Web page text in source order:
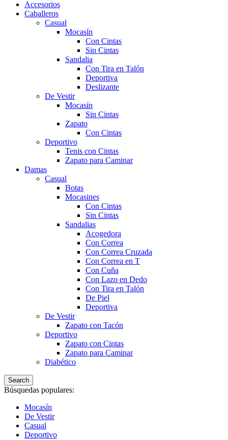
Accesorios
Caballeros
Casual
Mocasín
Con Cintas
Sin Cintas
Sandalia
Con Tira en Talón
Deportiva
Deslizante
De Vestir
Mocasín
Sin Cintas
Zapato
Con Cintas
Deportivo
Tenis con Cintas
Zapato para Caminar
Damas
Casual
Botas
Mocasines
Con Cintas
Sin Cintas
Sandalias
Acogedora
Con Correa
Con Correa Cruzada
Con Correa en T
Con Cuña
Con Lazo en Dedo
Con Tira en Talón
De Piel
Deportiva
De Vestir
Zapato con Tacón
Deportivo
Zapato con Cintas
Zapato para Caminar
Diabético
Search
Búsquedas populares:
Mocasín
De Vestir
Casual
Deportivo